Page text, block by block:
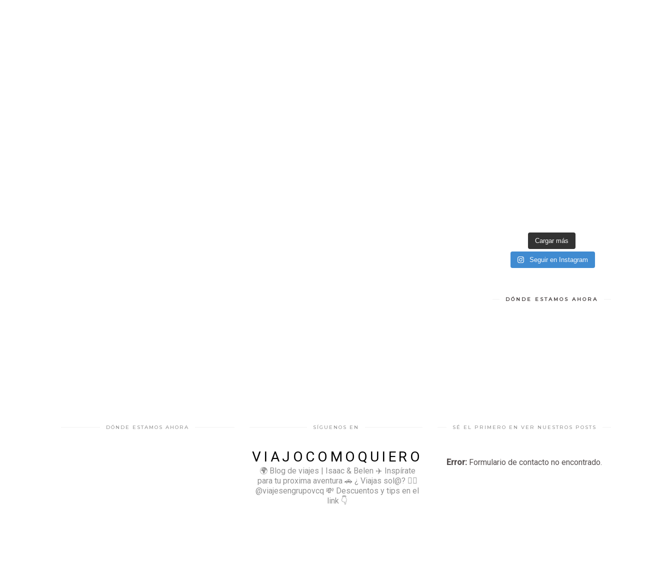
Cargar más
Seguir en Instagram
DÓNDE ESTAMOS AHORA
DÓNDE ESTAMOS AHORA SÍGUENOS EN
VIAJOCOMOQUIERO
🌍 Blog de viajes | Isaac & Belen ✈️ Inspírate
para tu proxima aventura 🚗 ¿ Viajas sol@? 👉🏻
@viajesengrupovcq 💸 Descuentos y tips en el
link 👇
SÉ EL PRIMERO EN VER NUESTROS POSTS
Error: Formulario de contacto no encontrado.